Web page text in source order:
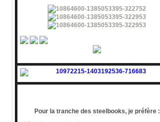
Pour la tranche des steelbooks, je préfère :